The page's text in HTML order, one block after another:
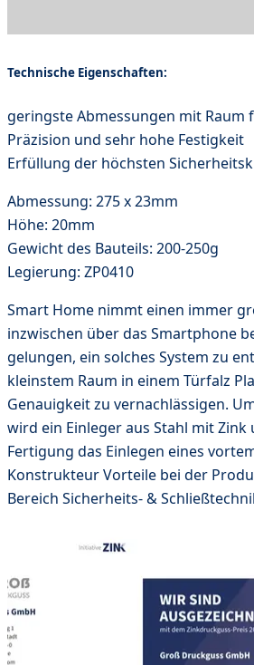
Technische Eigenschaften:
geringste Abmessungen mit Raum
Präzision und sehr hohe Festigkeit
Erfüllung der höchsten
Abmessung: 275 x 23mm
Höhe: 20mm
Gewicht des Bauteils: 200-250g
Legierung: ZP0410
Smart Home nimmt einen immer
inzwischen über das Smartphone
gelungen, ein solches System zu
kleinstem Raum in einem Türfalz
Genauigkeit zu vernachlässigen.
wird ein Einleger aus Stahl mit
Fertigung das Einlegen eines
Konstrukteur Vorteile bei der
Bereich Sicherheits- &